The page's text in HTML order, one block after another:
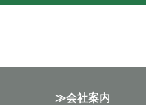
会社案内